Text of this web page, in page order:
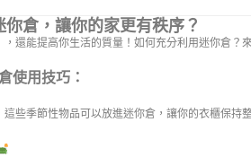
倉，讓你的家更有秩序？
還能提高你生活的質量！如何充分利用迷你倉？
使用技巧：
這些季節性物品可以放進迷你倉，讓你的衣櫃保持